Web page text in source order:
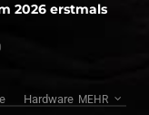
2026 erstmals
Hardware MEHR